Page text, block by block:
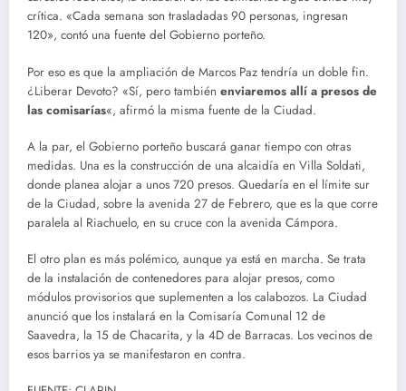
crítica. «Cada semana son trasladadas 90 personas, ingresan
120», contó una fuente del Gobierno porteño.
Por eso es que la ampliación de Marcos Paz tendría un doble fin.
¿Liberar Devoto? «Sí, pero también enviaremos allí a presos de
las comisarías«, afirmó la misma fuente de la Ciudad.
A la par, el Gobierno porteño buscará ganar tiempo con otras
medidas. Una es la construcción de una alcaidía en Villa Soldati,
donde planea alojar a unos 720 presos. Quedaría en el límite sur
de la Ciudad, sobre la avenida 27 de Febrero, que es la que corre
paralela al Riachuelo, en su cruce con la avenida Cámpora.
El otro plan es más polémico, aunque ya está en marcha. Se trata
de la instalación de contenedores para alojar presos, como
módulos provisorios que suplementen a los calabozos. La Ciudad
anunció que los instalará en la Comisaría Comunal 12 de
Saavedra, la 15 de Chacarita, y la 4D de Barracas. Los vecinos de
esos barrios ya se manifestaron en contra.